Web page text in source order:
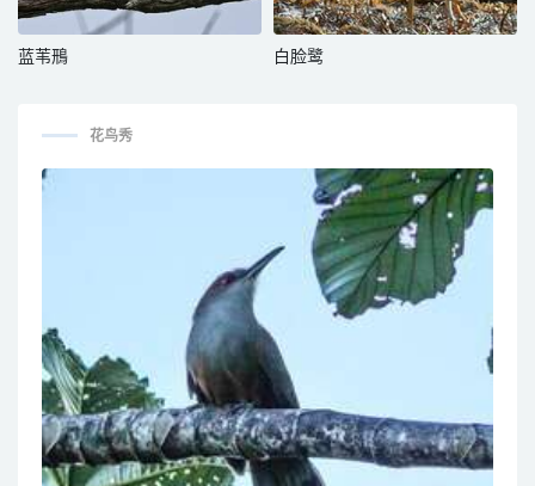
蓝苇鳽 白脸鹭
花鸟秀